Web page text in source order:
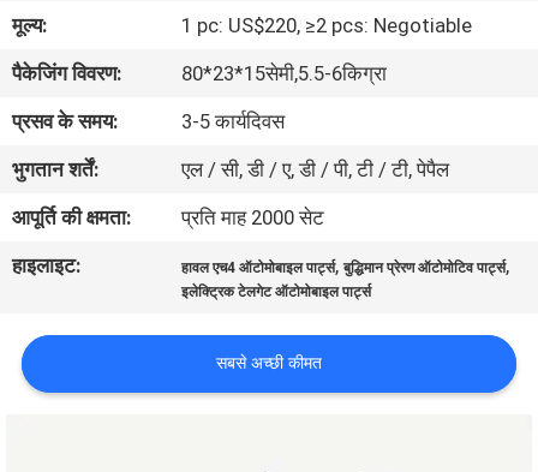
गुणवत्ता
नियंत्रण
संपर्क
करें
समाचार
एक
उद्धरण
मूल्य:
1 pc: US$220, ≥2 pcs: Negotiable
पैकेजिंग विवरण:
80*23*15सेमी,5.5-6किग्रा
प्रसव के समय:
3-5 कार्यदिवस
भुगतान शर्तें:
एल / सी, डी / ए, डी / पी, टी / टी, पेपैल
आपूर्ति की क्षमता:
प्रति माह 2000 सेट
हाइलाइट:
हावल एच4 ऑटोमोबाइल पार्ट्स,बुद्धिमान प्रेरण ऑटोमोटिव पार्ट्स,
इलेक्ट्रिक टेलगेट ऑटोमोबाइल पार्ट्स
सबसे अच्छी कीमत